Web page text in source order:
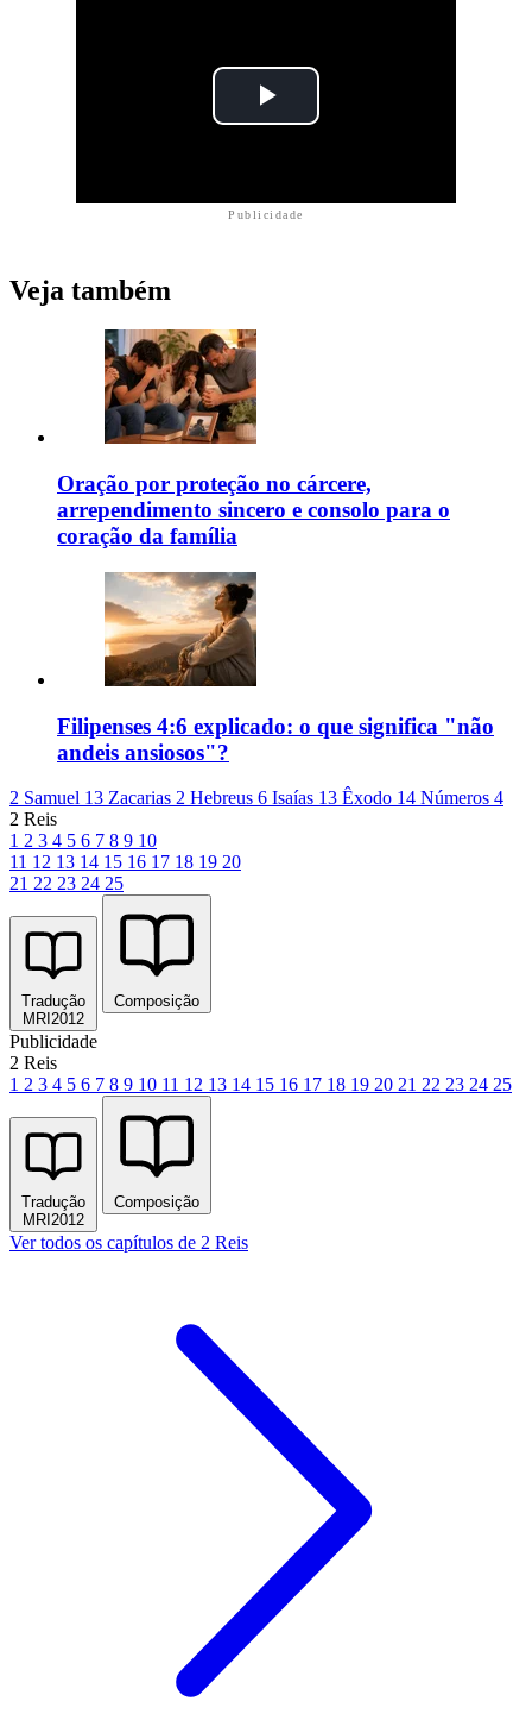
Publicidade
Veja também
Oração por proteção no cárcere,
arrependimento sincero e consolo para o
coração da família
Filipenses 4:6 explicado: o que significa "não
andeis ansiosos"?
2 Samuel 13 Zacarias 2 Hebreus 6 Isaías 13 Êxodo 14 Números 4
2 Reis
1 2 3 4 5 6 7 8 9 10
11 12 13 14 15 16 17 18 19 20
21 22 23 24 25
Tradução
MRI2012
Composição
Publicidade
2 Reis
1 2 3 4 5 6 7 8 9 10 11 12 13 14 15 16 17 18 19 20 21 22 23 24 25
Tradução
MRI2012
Composição
Ver todos os capítulos de 2 Reis